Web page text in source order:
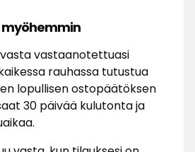
myöhemmin
vastaanotettuasi
rauhassa tutustua
lopullisen ostopäätöksen
30 päivää kulutonta ja